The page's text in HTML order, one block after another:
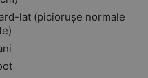
lat (piciorușe normale